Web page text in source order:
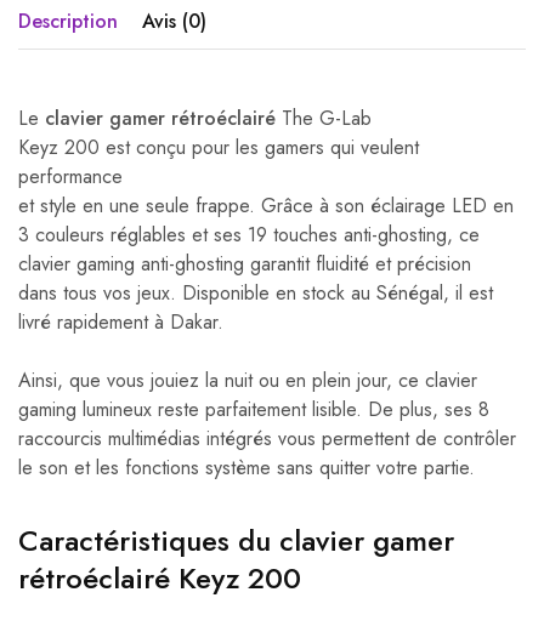
Description Avis (0)
Le clavier gamer rétroéclairé The G-Lab
Keyz 200 est conçu pour les gamers qui veulent
performance
et style en une seule frappe. Grâce à son éclairage LED en
3 couleurs réglables et ses 19 touches anti-ghosting, ce
clavier gaming anti-ghosting garantit fluidité et précision
dans tous vos jeux. Disponible en stock au Sénégal, il est
livré rapidement à Dakar.
Ainsi, que vous jouiez la nuit ou en plein jour, ce clavier
gaming lumineux reste parfaitement lisible. De plus, ses 8
raccourcis multimédias intégrés vous permettent de contrôler
le son et les fonctions système sans quitter votre partie.
Caractéristiques du clavier gamer
rétroéclairé Keyz 200